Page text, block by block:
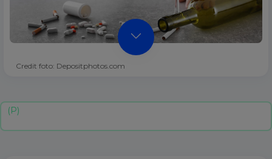
Credit foto: Depositphotos.com